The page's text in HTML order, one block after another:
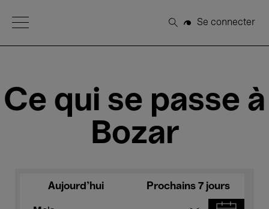
Open Menu
Rechercher
Se connecter
Ce qui se passe à
Bozar
Aujourd'hui Prochains 7 jours